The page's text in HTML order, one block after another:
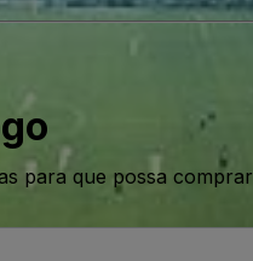
para que possa